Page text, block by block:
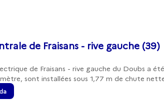
de Fraisans - rive gauche (39)
de Fraisans - rive gauche du Doubs a
sont installées sous 1,77 m de chute